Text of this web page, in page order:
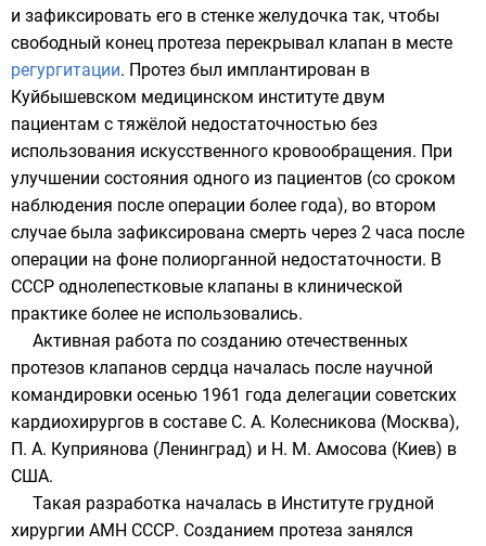
и зафиксировать его в стенке желудочка так, чтобы
свободный конец протеза перекрывал клапан в месте
регургитации. Протез был имплантирован в
Куйбышевском медицинском институте двум
пациентам с тяжёлой недостаточностью без
использования искусственного кровообращения. При
улучшении состояния одного из пациентов (со сроком
наблюдения после операции более года), во втором
случае была зафиксирована смерть через 2 часа после
операции на фоне полиорганной недостаточности. В
СССР однолепестковые клапаны в клинической
практике более не использовались.
Активная работа по созданию отечественных
протезов клапанов сердца началась после научной
командировки осенью 1961 года делегации советских
кардиохирургов в составе С. А. Колесникова (Москва),
П. А. Куприянова (Ленинград) и Н. М. Амосова (Киев) в
США.
Такая разработка началась в Институте грудной
хирургии АМН СССР. Созданием протеза занялся